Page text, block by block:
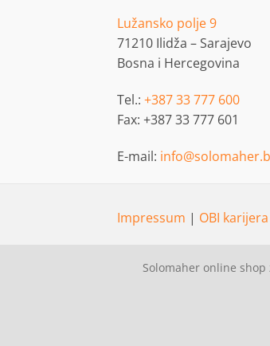
Lužansko polje 9
71210 Ilidža – Sarajevo
Bosna i Hercegovina
Tel.: +387 33 777 600
Fax: +387 33 777 601
E-mail:
Impressum | OBI karijera
Solomaher online